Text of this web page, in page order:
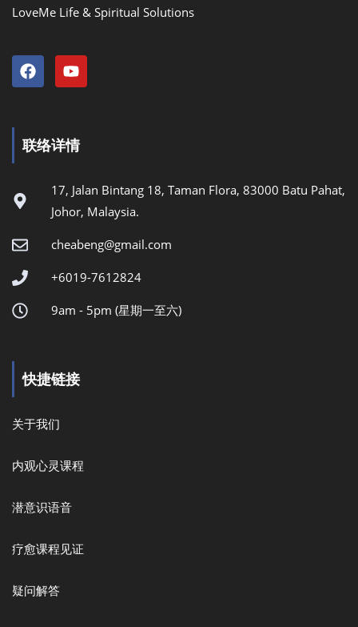
LoveMe Life & Spiritual Solutions
联络详情
17, Jalan Bintang 18, Taman Flora, 83000 Batu Pahat,
Johor, Malaysia.
cheabeng@gmail.com
+6019-7612824
9am - 5pm (星期一至六)
快捷链接
关于我们
内观心灵课程
潜意识语音
疗愈课程见证
疑问解答